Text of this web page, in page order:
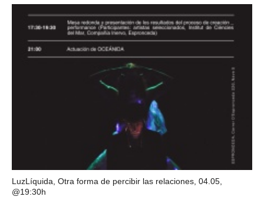
LuzLíquida, Otra forma de percibir las relaciones, 04.05,
@19:30h